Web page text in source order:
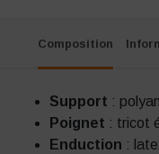
Composition
Support :
Poignet : tricot
Enduction :